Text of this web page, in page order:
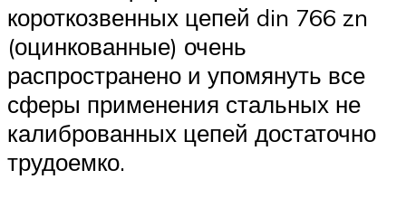
короткозвенных цепей din 766 zn
(оцинкованные) очень
распространено и упомянуть все
сферы применения стальных не
калиброванных цепей достаточно
трудоемко.